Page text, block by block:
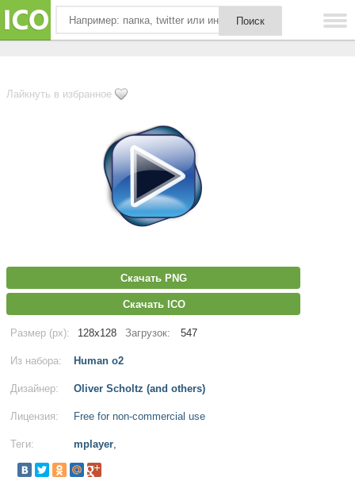
Лайкнуть в избранное
Скачать PNG
Скачать ICO
Размер (px): 128x128 Загрузок: 547
Из набора: Human o2
Дизайнер: Oliver Scholtz (and others)
Лицензия: Free for non-commercial use
Теги: mplayer,